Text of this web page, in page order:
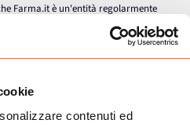
contenuti ed
Farma.it è un'entità regolarmente
a effettuare la vendita online di